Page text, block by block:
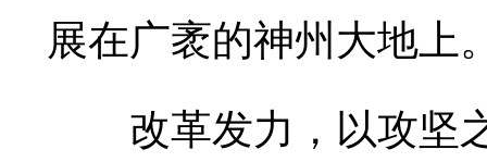
展在广袤的神州大地上
改革发力，以攻坚